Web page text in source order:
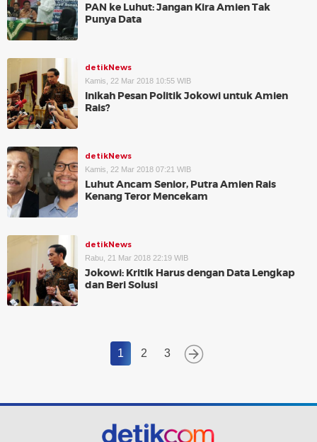
PAN ke Luhut: Jangan Kira Amien Tak
Punya Data
detikNews
Kamis, 22 Mar 2018 10:55 WIB
Inikah Pesan Politik Jokowi untuk Amien
Rais?
detikNews
Kamis, 22 Mar 2018 07:21 WIB
Luhut Ancam Senior, Putra Amien Rais
Kenang Teror Mencekam
detikNews
Rabu, 21 Mar 2018 22:19 WIB
Jokowi: Kritik Harus dengan Data Lengkap
dan Beri Solusi
1 2 3